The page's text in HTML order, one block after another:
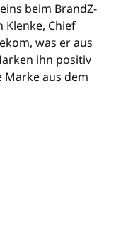
beim BrandZ-
Klenke, Chief
was er aus
ihn positiv
Marke aus dem